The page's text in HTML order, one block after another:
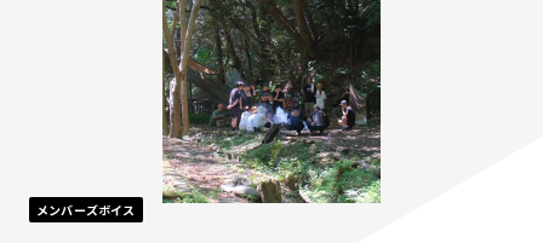
メンバーズボイス